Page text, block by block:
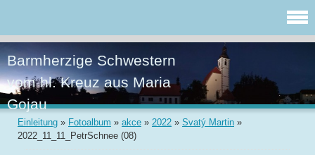
Barmherzige Schwestern
vom hl. Kreuz aus Maria
Gojau
Einleitung » Fotoalbum » akce » 2022 » Svatý Martin »
2022_11_11_PetrSchnee (08)